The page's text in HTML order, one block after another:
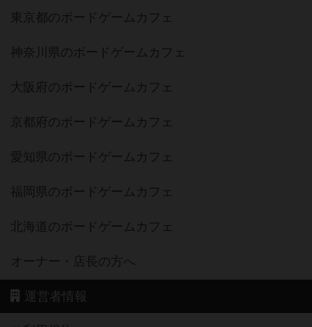
東京都のボードゲームカフェ
神奈川県のボードゲームカフェ
大阪府のボードゲームカフェ
京都府のボードゲームカフェ
愛知県のボードゲームカフェ
福岡県のボードゲームカフェ
北海道のボードゲームカフェ
オーナー・店長の方へ
運営者情報